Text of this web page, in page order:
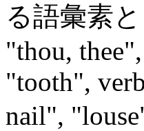
る語彙素
"thou,
"tooth",
nail",